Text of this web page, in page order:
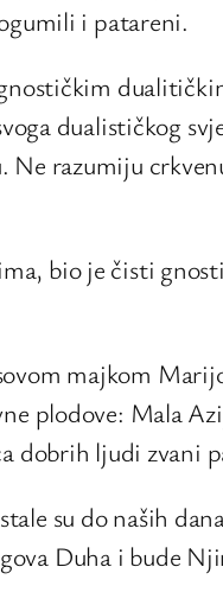
i patareni.
dualističkog
razumiju
bio je čisti
majkom
plodove: Mala
dobrih ljudi zvani
su do naših
Duha i bude